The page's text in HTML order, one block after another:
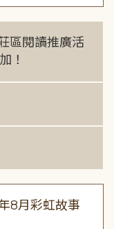
區閱讀推廣活
！
8月彩虹故事